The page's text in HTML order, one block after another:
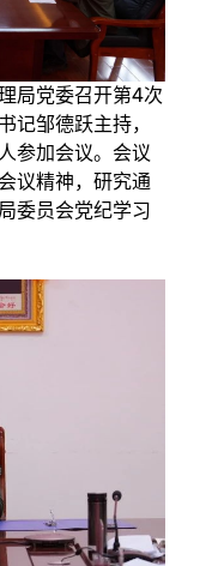
局党委召开第4次
记邹德跃主持，
参加会议。会议
议精神，研究通
委员会党纪学习